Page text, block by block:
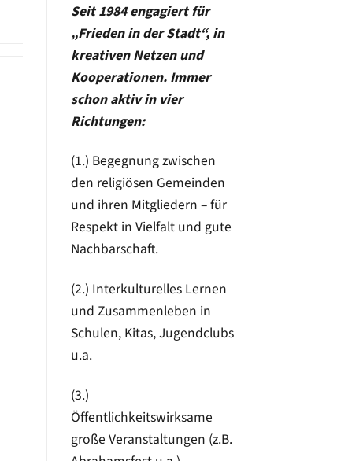
Seit 1984 engagiert für
„Frieden in der Stadt“, in
kreativen Netzen und
Kooperationen. Immer
schon aktiv in vier
Richtungen:
(1.) Begegnung zwischen
den religiösen Gemeinden
und ihren Mitgliedern – für
Respekt in Vielfalt und gute
Nachbarschaft.
(2.) Interkulturelles Lernen
und Zusammenleben in
Schulen, Kitas, Jugendclubs
u.a.
(3.)
Öffentlichkeitswirksame
große Veranstaltungen (z.B.